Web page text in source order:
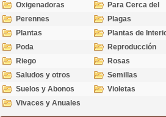
Oxigenadoras
Para Cerca del
Estanque
Perennes
Plagas
Plantas
Plantas de
Poda
Reproducción
Riego
Rosas
Saludos y otros
temas
Semillas
Suelos y Abonos
Violetas
Vivaces y Anuales